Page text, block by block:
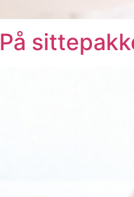
På